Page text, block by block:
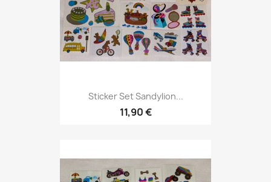
Sticker Set Sandylion...
11,90 €